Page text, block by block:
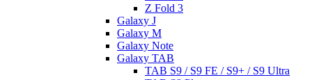
Z Fold 3
Galaxy J
Galaxy M
Galaxy Note
Galaxy TAB
TAB S9 / S9 FE / S9+ / S9 Ultra